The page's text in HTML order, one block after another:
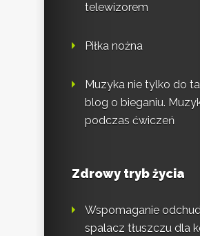
telewizorem
Piłka nożna
Muzyka nie tylko do
blog o bieganiu.
podczas ćwiczeń
Zdrowy tryb życia
Wspomaganie
spalacz tłuszczu dla